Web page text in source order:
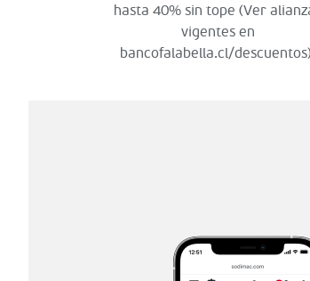
hasta 40% sin tope (Ver
vigentes en
bancofalabella.cl/